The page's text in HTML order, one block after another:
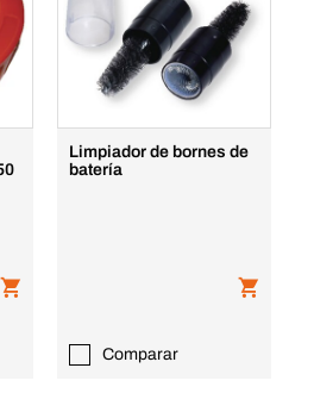
Limpiador de bornes de
batería
Comparar